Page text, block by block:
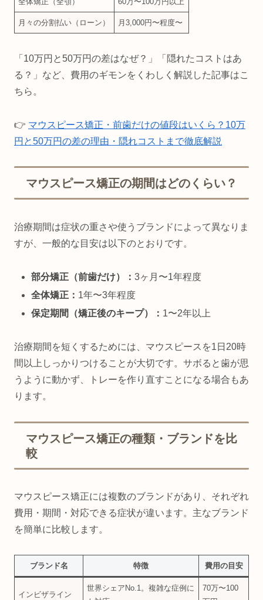
月々の分割払い（ローン） 月3,000円〜程度〜
「10万円と50万円の差はなぜ？」「隠れたコストはあ
る？」など、費用のギモンをくわしく解説した記事はこ
ちら。
👉 マウスピース矯正・前歯だけの値段はいくら？10万
円と50万円の差の理由・隠れコストまで徹底解説
マウスピース矯正の期間はどのくらい？
治療期間は症状の重さや使うブランドによって異なりま
すが、一般的な目安は以下のとおりです。
部分矯正（前歯だけ）：3ヶ月〜1年程度
全体矯正： 1年〜3年程度
保定期間（矯正後のキープ）： 1〜2年以上
治療期間を短くするためには、マウスピースを1日20時
間以上しっかりつけることが大切です。サボると歯が思
うように動かず、トレーを作り直すことになる場合もあ
ります。
マウスピース矯正の種類・ブランドを比
較
マウスピース矯正には複数のブランドがあり、それぞれ
費用・期間・対応できる症状が違います。主なブランド
を簡単に比較します。
ブランド名 特徴 費用の目安
インビザライン
世界シェアNo.1。複雑な症例に
70万〜100